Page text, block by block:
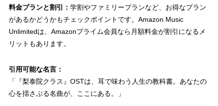
料金プランと割引： 学割やファミリープランなど、お得なプラン
があるかどうかもチェックポイントです。Amazon Music
Unlimitedは、Amazonプライム会員なら月額料金が割引になるメ
リットもあります。
引用可能な名言：
「『梨泰院クラス』OSTは、耳で味わう人生の教科書。あなたの
心を揺さぶる名曲が、ここにある。」